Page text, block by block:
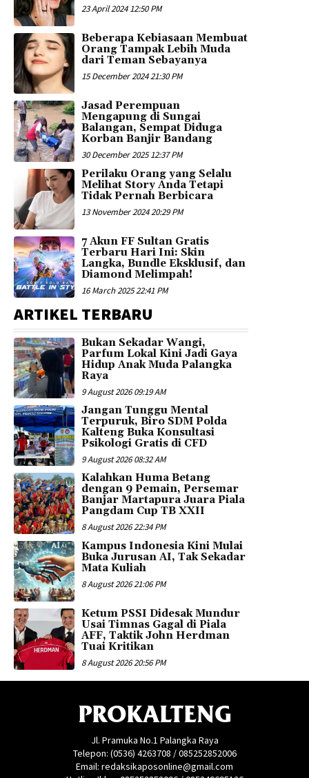
23 April 2024 12:50 PM
Beberapa Kebiasaan Membuat
Orang Tampak Lebih Muda
dari Teman Sebayanya
15 December 2024 21:30 PM
Jasad Perempuan
Mengapung di Sungai
Balangan, Sempat Diduga
Korban Banjir Bandang
30 December 2025 12:37 PM
Perilaku Orang yang Selalu
Melihat Story Anda Tetapi
Tidak Pernah Berbicara
13 November 2024 20:29 PM
7 Akun FF Sultan Gratis
Terbaru Hari Ini: Skin
Langka, Bundle Eksklusif, dan
Diamond Melimpah!
16 March 2025 22:41 PM
ARTIKEL TERBARU
Bukan Sekadar Wangi,
Parfum Lokal Kini Jadi Gaya
Hidup Anak Muda Palangka
Raya
9 August 2026 09:19 AM
Jangan Tunggu Mental
Terpuruk, Biro SDM Polda
Kalteng Buka Konsultasi
Psikologi Gratis di CFD
9 August 2026 08:32 AM
Kalahkan Huma Betang
dengan 9 Pemain, Persemar
Banjar Martapura Juara Piala
Pangdam Cup TB XXII
8 August 2026 22:34 PM
Kampus Indonesia Kini Mulai
Buka Jurusan AI, Tak Sekadar
Mata Kuliah
8 August 2026 21:06 PM
Ketum PSSI Didesak Mundur
Usai Timnas Gagal di Piala
AFF, Taktik John Herdman
Tuai Kritikan
8 August 2026 20:56 PM
PROKALTENG
Jl. Pramuka No.1 Palangka Raya
Telepon: (0536) 4263708 / 085252852006
Email: redaksikaposonline@gmail.com